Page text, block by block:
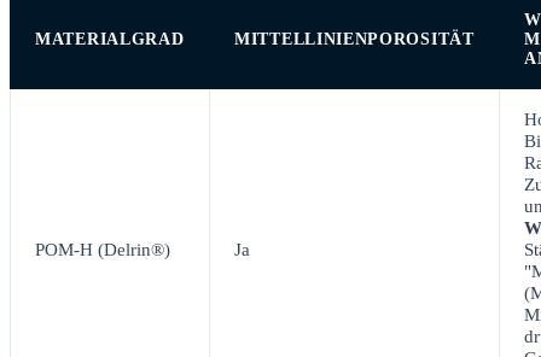
MATERIALGRAD MITTELLINIENPOROSITÄT
POM-H (Delrin®) Ja